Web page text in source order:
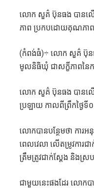
លោក សួគ៌ ប៊ុនធង បានលើ
ភាព ប្រកបដោយគុណភាព
(កំពង់ធំ)÷ លោក សួគ៌ ប៊ុនធ
មូលនិធិឃុំ ជាសក្ខីភាពនៃក
លោក សួគ៌ ប៊ុនធង បានលើ
ប្រឡាយ កាលពីព្រឹកថ្ងៃទី
លោកបានបន្ថែមថា ការ
ពេលវេលា លើតម្រូវការ
ត្រឹមត្រូវជាក់ស្ដែង និងស្
ជាមួយនេះផងដែរ លោកប